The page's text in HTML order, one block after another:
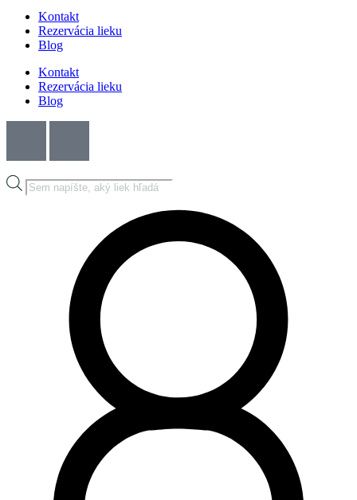
Kontakt
Rezervácia lieku
Blog
Kontakt
Rezervácia lieku
Blog
Products
search